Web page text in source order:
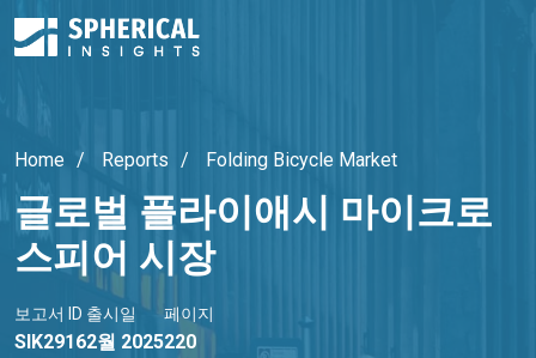
Home Reports Folding Bicycle Market
글로벌 플라이애시 마이크로
스피어 시장
보고서 ID
SIK2916
출시일
2월 2025
페이지
220